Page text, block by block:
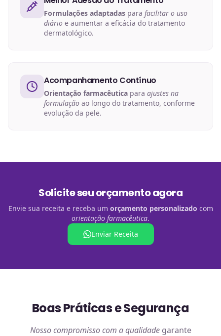
Formulações adaptadas para facilitar o uso
diário e aumentar a eficácia do tratamento
dermatológico.
Acompanhamento Contínuo
Orientação farmacêutica para ajustes na
formulação ao longo do tratamento, conforme
evolução da pele.
Solicite seu orçamento agora
Envie sua receita e receba um orçamento personalizado com
orientação farmacêutica.
Enviar Receita
Boas Práticas e Segurança
Nosso compromisso com a qualidadegarante